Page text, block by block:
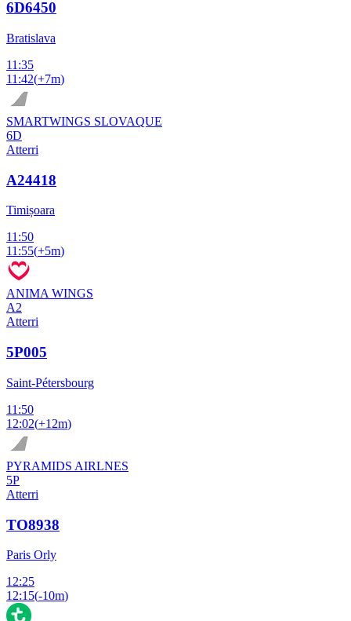
6D6450
Bratislava
11:35
11:42(+7m)
SMARTWINGS SLOVAQUE
6D
Atterri
A24418
Timișoara
11:50
11:55(+5m)
ANIMA WINGS
A2
Atterri
5P005
Saint-Pétersbourg
11:50
12:02(+12m)
PYRAMIDS AIRLNES
5P
Atterri
TO8938
Paris Orly
12:25
12:15(-10m)